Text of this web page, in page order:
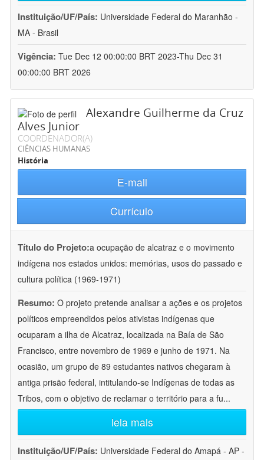
Instituição/UF/País: Universidade Federal do Maranhão -
MA - Brasil
Vigência: Tue Dec 12 00:00:00 BRT 2023-Thu Dec 31
00:00:00 BRT 2026
Alexandre Guilherme da Cruz
Alves Junior
COORDENADOR(A)
CIÊNCIAS HUMANAS
História
E-mail
Currículo
Título do Projeto:a ocupação de alcatraz e o movimento
indígena nos estados unidos: memórias, usos do passado e
cultura política (1969-1971)
Resumo: O projeto pretende analisar a ações e os projetos
políticos empreendidos pelos ativistas indígenas que
ocuparam a ilha de Alcatraz, localizada na Baía de São
Francisco, entre novembro de 1969 e junho de 1971. Na
ocasião, um grupo de 89 estudantes nativos chegaram à
antiga prisão federal, intitulando-se Indígenas de todas as
Tribos, com o objetivo de reclamar o território para a fu...
leia mais
Instituição/UF/País: Universidade Federal do Amapá - AP -